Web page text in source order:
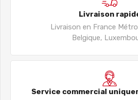
Livraison
Livraison en France
Belgique,
Service commercial